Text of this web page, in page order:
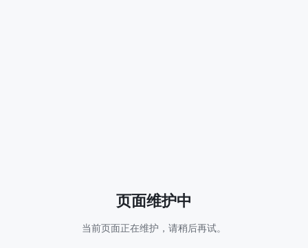
页面维护中
当前页面正在维护，请稍后再试。